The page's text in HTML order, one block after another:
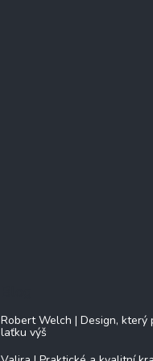
Robert Welch | Design, který
laťku výš